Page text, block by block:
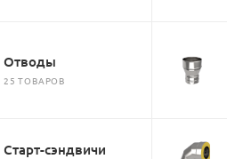
Отводы
25 ТОВАРОВ
Старт-сэндвичи